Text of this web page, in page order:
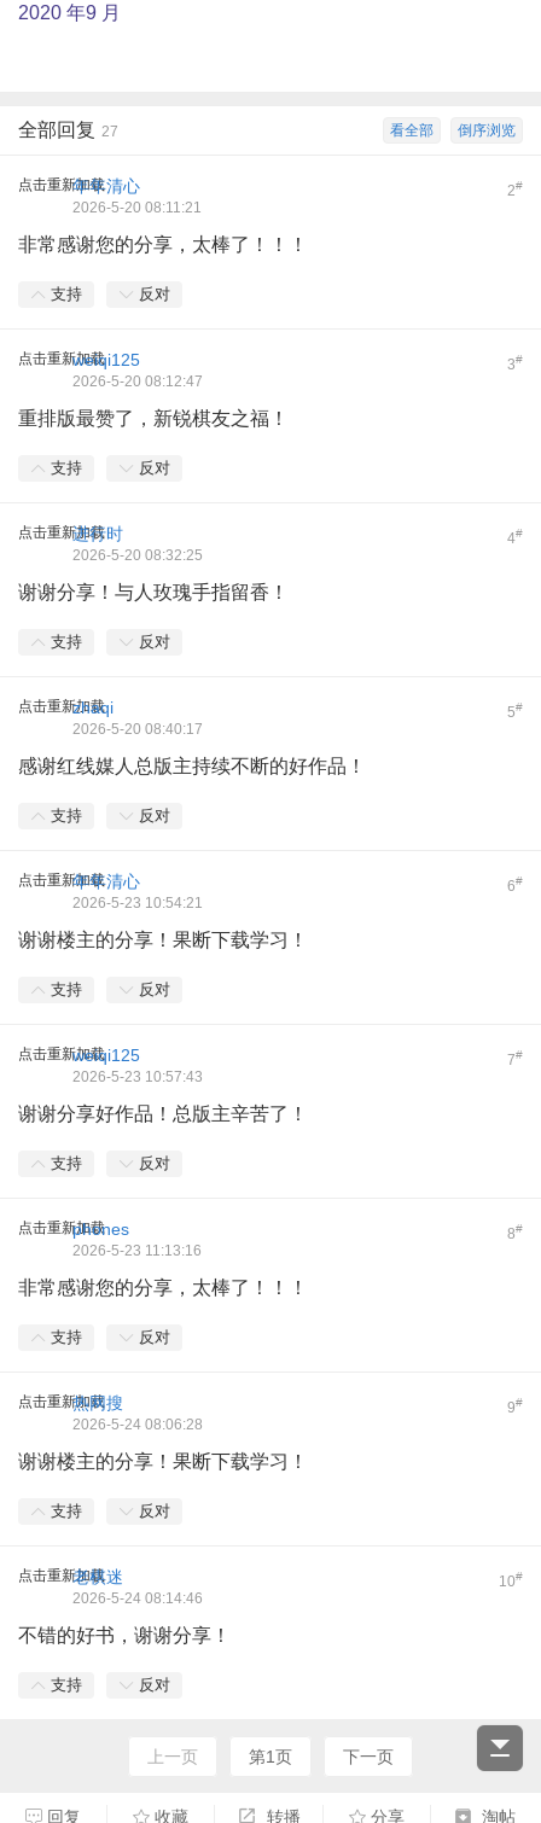
2020 年9 月
倒序浏览
看全部
全部回复 27
点击重新加载 2#
年年清心
2026-5-20 08:11:21
非常感谢您的分享，太棒了！！！
支持 反对
点击重新加载 3#
weiqi125
2026-5-20 08:12:47
重排版最赞了，新锐棋友之福！
支持 反对
点击重新加载 4#
进行时
2026-5-20 08:32:25
谢谢分享！与人玫瑰手指留香！
支持 反对
点击重新加载 5#
zhaqi
2026-5-20 08:40:17
感谢红线媒人总版主持续不断的好作品！
支持 反对
点击重新加载 6#
年年清心
2026-5-23 10:54:21
谢谢楼主的分享！果断下载学习！
支持 反对
点击重新加载 7#
weiqi125
2026-5-23 10:57:43
谢谢分享好作品！总版主辛苦了！
支持 反对
点击重新加载 8#
phones
2026-5-23 11:13:16
非常感谢您的分享，太棒了！！！
支持 反对
点击重新加载 9#
热网搜
2026-5-24 08:06:28
谢谢楼主的分享！果断下载学习！
支持 反对
点击重新加载 10#
老棋迷
2026-5-24 08:14:46
不错的好书，谢谢分享！
支持 反对
上一页 第1页 下一页
回复 收藏 转播 分享 淘帖